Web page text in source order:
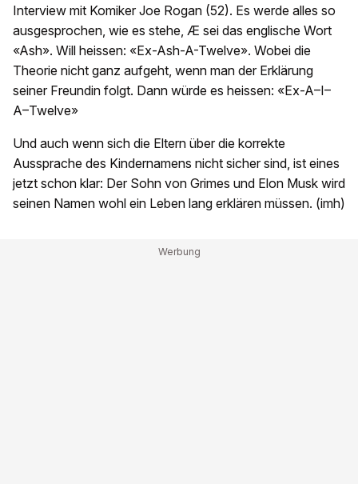
Interview mit Komiker Joe Rogan (52). Es werde alles so
ausgesprochen, wie es stehe, Æ sei das englische Wort
«Ash». Will heissen: «Ex-Ash-A-Twelve». Wobei die
Theorie nicht ganz aufgeht, wenn man der Erklärung
seiner Freundin folgt. Dann würde es heissen: «Ex-A–I–
A–Twelve»
Und auch wenn sich die Eltern über die korrekte
Aussprache des Kindernamens nicht sicher sind, ist eines
jetzt schon klar: Der Sohn von Grimes und Elon Musk wird
seinen Namen wohl ein Leben lang erklären müssen. (imh)